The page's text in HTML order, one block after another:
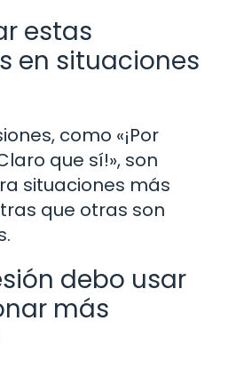
estas
en situaciones
como «¡Por
que sí!», son
situaciones más
que otras son
debo usar
más